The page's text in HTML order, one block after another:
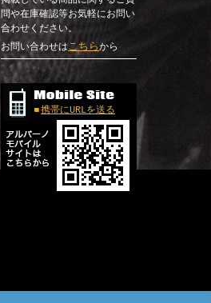
問や在庫確認等お気軽にお問い
合わせください。
お問い合わせはこちらから
携帯にURLを送る